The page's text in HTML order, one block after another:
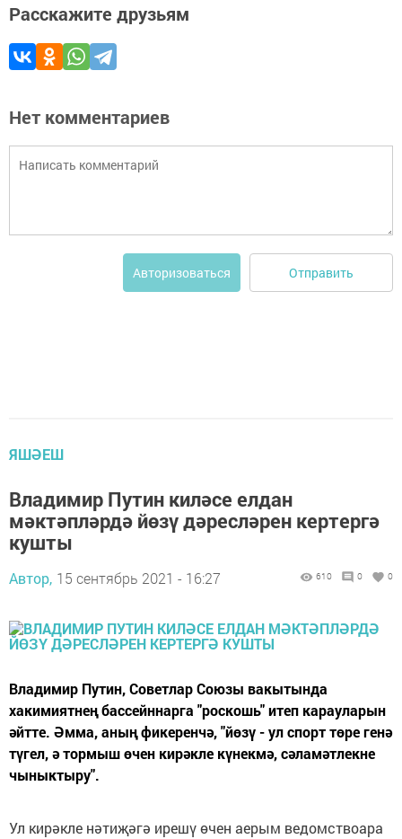
Расскажите друзьям
Нет комментариев
Авторизоваться Отправить
ЯШӘЕШ
Владимир Путин киләсе елдан
мәктәпләрдә йөзү дәресләрен кертергә
кушты
Автор, 15 сентябрь 2021 - 16:27 610 0 0
Владимир Путин, Советлар Союзы вакытында
хакимиятнең бассейннарга "роскошь" итеп карауларын
әйтте. Әмма, аның фикеренчә, "йөзү - ул спорт төре генә
түгел, ә тормыш өчен кирәкле күнекмә, сәламәтлекне
чыныктыру".
Ул кирәкле нәтиҗәгә ирешү өчен аерым ведомствоара